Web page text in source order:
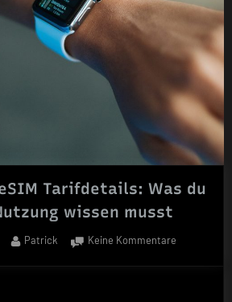
Tarifdetails: Was du
wissen musst
By
Patrick Keine Kommentarezu